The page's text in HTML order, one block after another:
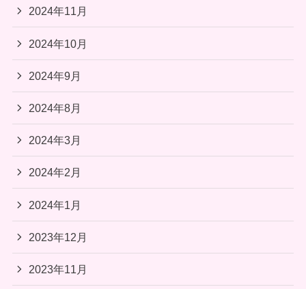
2024年11月
2024年10月
2024年9月
2024年8月
2024年3月
2024年2月
2024年1月
2023年12月
2023年11月